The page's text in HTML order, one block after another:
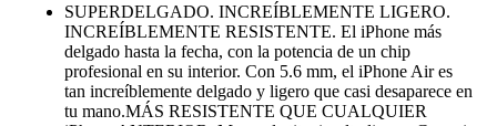
SUPERDELGADO. INCREÍBLEMENTE LIGERO.
INCREÍBLEMENTE RESISTENTE. El iPhone más
delgado hasta la fecha, con la potencia de un chip
profesional en su interior. Con 5.6 mm, el iPhone Air es
tan increíblemente delgado y ligero que casi desaparece en
tu mano.MÁS RESISTENTE QUE CUALQUIER